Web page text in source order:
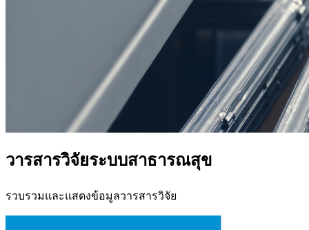
วารสารวิจัยระบบสาธารณสุข
รวบรวมและแสดงข้อมูลวารสารวิจัย